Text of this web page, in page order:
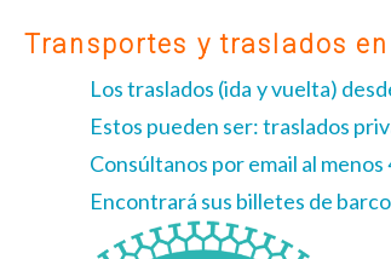
Transportes y traslados
Los traslados (ida y vuelta)
Estos pueden ser: traslados
Consúltanos por email al
Encontrará sus billetes de